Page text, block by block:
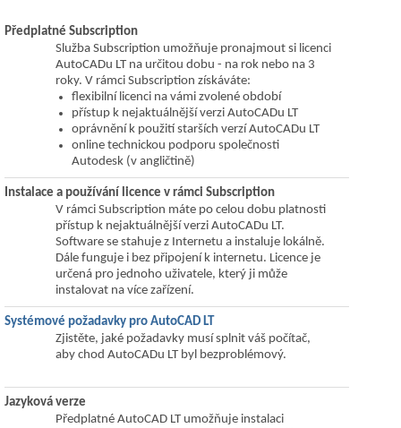
Předplatné Subscription
Služba Subscription umožňuje pronajmout si licenci
AutoCADu LT na určitou dobu - na rok nebo na 3
roky. V rámci Subscription získáváte:
flexibilní licenci na vámi zvolené období
přístup k nejaktuálnější verzi AutoCADu LT
oprávnění k použití starších verzí AutoCADu LT
online technickou podporu společnosti
Autodesk (v angličtině)
Instalace a používání licence v rámci Subscription
V rámci Subscription máte po celou dobu platnosti
přístup k nejaktuálnější verzi AutoCADu LT.
Software se stahuje z Internetu a instaluje lokálně.
Dále funguje i bez připojení k internetu. Licence je
určená pro jednoho uživatele, který ji může
instalovat na více zařízení.
Systémové požadavky pro AutoCAD LT
Zjistěte, jaké požadavky musí splnit váš počítač,
aby chod AutoCADu LT byl bezproblémový.
Jazyková verze
Předplatné AutoCAD LT umožňuje instalaci